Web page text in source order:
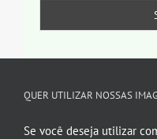
QUER UTILIZAR NOSSAS
Se você deseja utilizar